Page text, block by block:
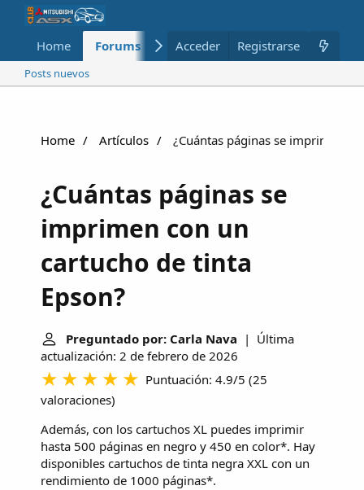
Home Forums Nuevo Miembros
Acceder Registrarse
Posts nuevos
Home Artículos ¿Cuántas páginas se imprimen
¿Cuántas páginas se
imprimen con un
cartucho de tinta
Epson?
Preguntado por: Carla Nava | Última
actualización: 2 de febrero de 2026
Puntuación: 4.9/5 (25
valoraciones)
Además, con los cartuchos XL puedes imprimir
hasta 500 páginas en negro y 450 en color*. Hay
disponibles cartuchos de tinta negra XXL con un
rendimiento de 1000 páginas*.